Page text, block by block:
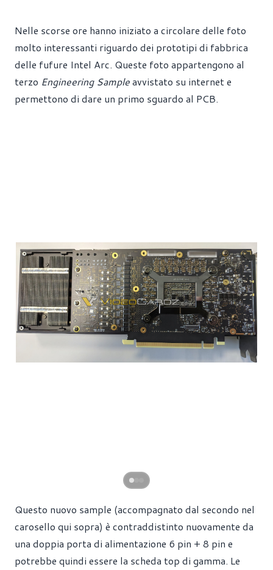
Nelle scorse ore hanno iniziato a circolare delle foto
molto interessanti riguardo dei prototipi di fabbrica
delle fufure Intel Arc. Queste foto appartengono al
terzo Engineering Sampleavvistato su internet e
permettono di dare un primo sguardo al PCB.
Questo nuovo sample (accompagnato dal secondo nel
carosello qui sopra) è contraddistinto nuovamente da
una doppia porta di alimentazione 6 pin + 8 pin e
potrebbe quindi essere la scheda top di gamma. Le